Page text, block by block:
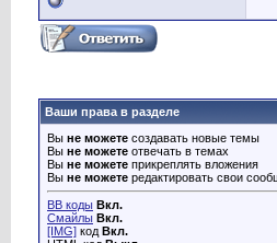
Ваши права в разделе
Вы не можете создавать новые темы
Вы не можете отвечать в темах
Вы не можете прикреплять вложения
Вы не можете редактировать свои
BB коды Вкл.
Смайлы Вкл.
[IMG] код Вкл.